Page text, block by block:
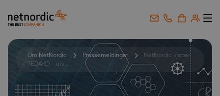
NetNordic Norway
Om NetNordic Pressemeldinger
NetNordic kjøper
TEDAKO – utvi...